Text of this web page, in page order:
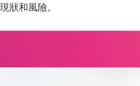
狀和風險。